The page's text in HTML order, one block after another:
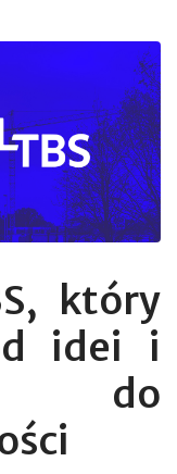
który
idei i
do